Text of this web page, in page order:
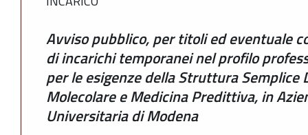
Avviso pubblico, per titoli ed eventuale
di incarichi temporanei nel profilo
per le esigenze della Struttura
Molecolare e Medicina Predittiva, in
Universitaria di Modena